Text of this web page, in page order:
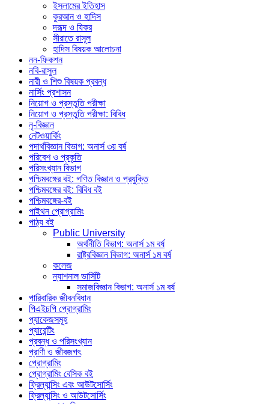
ইসলামের ইতিহাস
কুরআন ও হাদিস
দরূদ ও যিকর
সীরাতে রাসূল
হাদিস বিষয়ক আলোচনা
নন-ফিকশন
নবি-রাসুল
নারী ও শিশু বিষয়ক প্রবন্ধ
নার্সিং প্রশাসন
নিয়োগ ও প্রস্তুতি পরীক্ষা
নিয়োগ ও প্রস্তুতি পরীক্ষা: বিবিধ
নৃ-বিজ্ঞান
নেটওয়ার্কিং
পদার্থবিজ্ঞান বিভাগ: অনার্স ৩য় বর্ষ
পরিবেশ ও প্রকৃতি
পরিসংখ্যান বিভাগ
পশ্চিমবঙ্গের বই: গণিত বিজ্ঞান ও প্রযুক্তি
পশ্চিমবঙ্গের বই: বিবিধ বই
পশ্চিমবঙ্গের-বই
পাইথন প্রোগ্রামিং
পাঠ্য বই
Public University
অর্থনীতি বিভাগ: অনার্স ১ম বর্ষ
রাষ্ট্রবিজ্ঞান বিভাগ: অনার্স ১ম বর্ষ
কলেজ
ন্যাশনাল ভার্সিটি
সমাজবিজ্ঞান বিভাগ: অনার্স ১ম বর্ষ
পারিবারিক জীবনবিধান
পিএইচপি প্রোগ্রামিং
প্যাকেজসমূহ
প্যারেন্টিং
প্রবন্ধ ও পরিসংখ্যান
প্রাণী ও জীবজগৎ
প্রোগ্রামিং
প্রোগ্রামিং বেসিক বই
ফ্রিল্যান্সিং এবং আউটসোর্সিং
ফ্রিল্যান্সিং ও আউটসোর্সিং